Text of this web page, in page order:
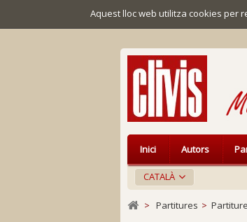
CATALÀ
Inici Autors
> Partitures >
Aquest lloc web utilitza cookies per